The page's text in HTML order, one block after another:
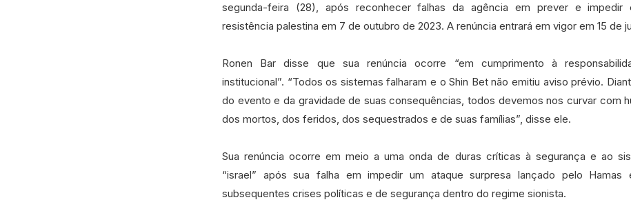
segunda-feira (28), após reconhecer falhas da agência em prever e impedir
resistência palestina em 7 de outubro de 2023. A renúncia entrará em vigor em 15 de
Ronen Bar disse que sua renúncia ocorre “em cumprimento à
institucional”. “Todos os sistemas falharam e o Shin Bet não emitiu aviso prévio.
do evento e da gravidade de suas consequências, todos devemos nos curvar com
dos mortos, dos feridos, dos sequestrados e de suas famílias”, disse ele.
Sua renúncia ocorre em meio a uma onda de duras críticas à segurança e ao
“israel” após sua falha em impedir um ataque surpresa lançado pelo
subsequentes crises políticas e de segurança dentro do regime sionista.